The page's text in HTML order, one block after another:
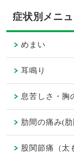
症状別メニ
めまい
耳鳴り
息苦しさ・胸
肋間の痛み(
股関節痛（太